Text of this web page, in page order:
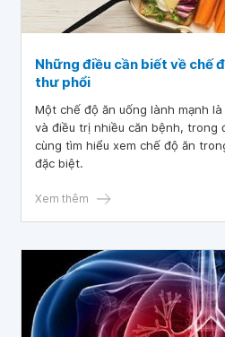
Những điều cần biết về chế
thư phổi
Một chế độ ăn uống lành mạnh
và điều trị nhiều căn bệnh, trong
cùng tìm hiểu xem chế độ ăn
đặc biệt.
Xem thêm